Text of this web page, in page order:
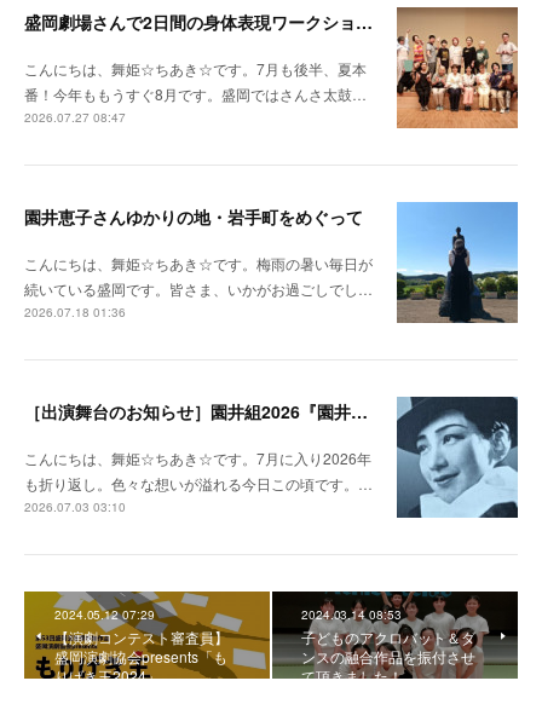
盛岡劇場さんで2日間の身体表現ワークショップをさせていただきました！
こんにちは、舞姫☆ちあき☆です。7月も後半、夏本
番！今年ももうすぐ8月です。盛岡ではさんさ太鼓…
2026.07.27 08:47
園井恵子さんゆかりの地・岩手町をめぐって
こんにちは、舞姫☆ちあき☆です。梅雨の暑い毎日が
続いている盛岡です。皆さま、いかがお過ごしでし…
2026.07.18 01:36
［出演舞台のお知らせ］園井組2026『園井恵子 なんじょしても』ふるさと演劇公演 in 岩手町
こんにちは、舞姫☆ちあき☆です。7月に入り2026年
も折り返し。色々な想いが溢れる今日この頃です。…
2026.07.03 03:10
2024.05.12 07:29
【演劇コンテスト審査員】
盛岡演劇協会presents「も
りげき王2024」
2024.03.14 08:53
子どものアクロバット＆ダ
ンスの融合作品を振付させ
て頂きました！